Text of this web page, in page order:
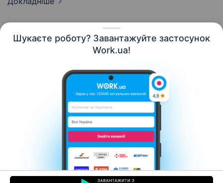
Шукаєте роботу? Завантажуйте застосунок
Work.ua!
Контакти Про нас
Кар’єра
Допомога Умови використання